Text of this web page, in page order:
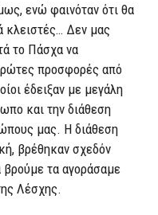
ενώ φαινόταν ότι θα
κλειστές… Δεν μας
το Πάσχα να
προσφορές από
έδειξαν με μεγάλη
και την διάθεση
μας. Η διάθεση
βρέθηκαν σχεδόν
τα αγοράσαμε
Λέσχης.